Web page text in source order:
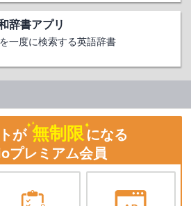
辞書アプリ
一度に検索する英語辞書
が 無制限になる
プレミアム会員